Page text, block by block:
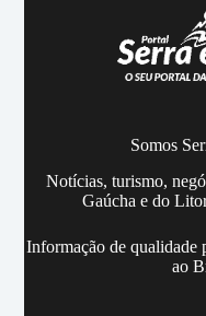
Somos
Notícias, turismo,
Gaúcha e do
Informação de qualidade
ao